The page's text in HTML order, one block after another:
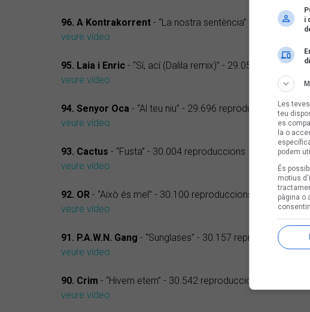
96. A Kontrakorrent - “La nostra sentència” - 28.964
veure vídeo
95. Laia i Enric - “Sí, ací (Dalila remix)” - 29.054
veure vídeo
94. Senyor Oca - “Al teu niu” - 29.696 reproduccions
veure vídeo
93. Cactus - “Fusta” - 30.004 reproduccions
veure vídeo
92. OR - “Això és mel” - 30.100 reproduccions
veure vídeo
91. P.A.W.N. Gang - “Sunglases” - 30.157 reproduccions
veure vídeo
90. Crim - “Hivern etern” - 30.542 reproduccions
veure vídeo
i
Les
teu
es
la o
podem
És
motius
pàgina o